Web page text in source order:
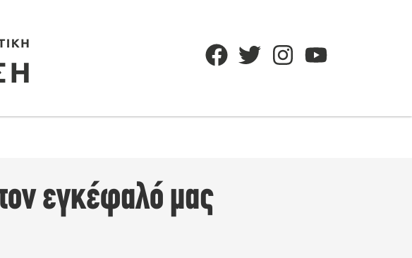
εγκέφαλό μας